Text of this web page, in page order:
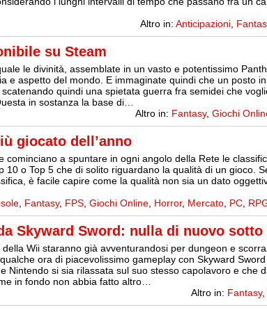
Altro in: Anticipazioni
su Steam
le divinità, assemblate in un vasto e potentissimo
e aspetto del mondo. E immaginate quindi che un posto
quindi una spietata guerra fra semidei che
in sostanza la base di…
Altro in: Fantasy, Giochi
giocato dell’anno
cominciano a spuntare in ogni angolo della Rete le
10 o Top 5 che di solito riguardano la qualità di un gioco.
è facile capire come la qualità non sia un dato
Fantasy, FPS Giochi Online Horror, Mercato PC
Skyward Sword: nulla di nuovo
Wii staranno già avventurandosi per dungeon e
ora di piacevolissimo gameplay con Skyward
Nintendo si sia rilassata sul suo stesso capolavoro e che
in fondo non abbia fatto altro…
Altro in: Fantasy,